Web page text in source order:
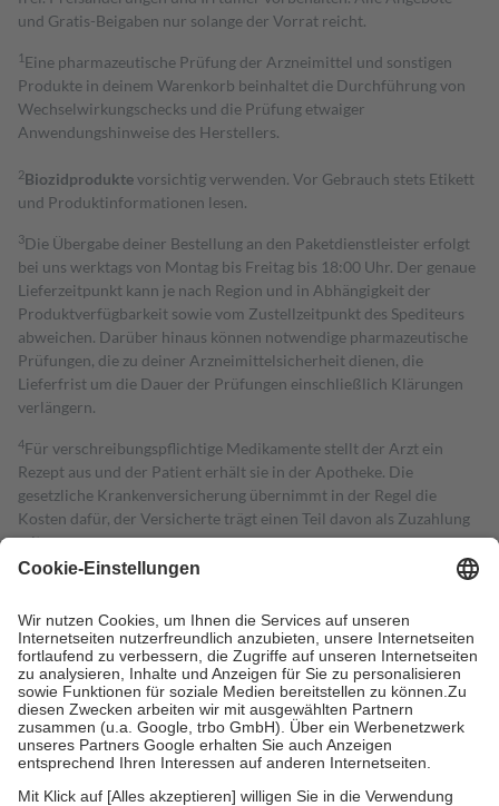
und Gratis-Beigaben nur solange der Vorrat reicht.
1 Eine pharmazeutische Prüfung der Arzneimittel und sonstigen
Produkte in deinem Warenkorb beinhaltet die Durchführung von
Wechselwirkungschecks und die Prüfung etwaiger
Anwendungshinweise des Herstellers.
2Biozidproduktevorsichtig verwenden. Vor Gebrauch stets Etikett
und Produktinformationen lesen.
3Die Übergabe deiner Bestellung an den Paketdienstleister erfolgt
bei uns werktags von Montag bis Freitag bis 18:00 Uhr. Der genaue
Lieferzeitpunkt kann je nach Region und in Abhängigkeit der
Produktverfügbarkeit sowie vom Zustellzeitpunkt des Spediteurs
abweichen. Darüber hinaus können notwendige pharmazeutische
Prüfungen, die zu deiner Arzneimittelsicherheit dienen, die
Lieferfrist um die Dauer der Prüfungen einschließlich Klärungen
verlängern.
4Für verschreibungspflichtige Medikamente stellt der Arzt ein
Rezept aus und der Patient erhält sie in der Apotheke. Die
gesetzliche Krankenversicherung übernimmt in der Regel die
Kosten dafür, der Versicherte trägt einen Teil davon als Zuzahlung
mit.
Grundsätzlich leisten Mitglieder Zuzahlungen in Höhe von zehn
höchstens zehn Euro.
Es sind jedoch nie mehr als die tatsächlichen
Kosten der Leistung zu entrichten.
Diese Regeln gelten grundsätzlich auch für Online-Apotheken.
Bei Heilmitteln und häuslicher Krankenpflege beträgt die
Zuzahlung zehn Prozent der Kosten sowie zehn Euro je
Verordnung.
Um das Engagement der Versicherten für ihre eigene Gesundheit zu
stärken und die besondere Stellung der Familie zu unterstützen,
fallenkeine Zuzahlungenan bei: